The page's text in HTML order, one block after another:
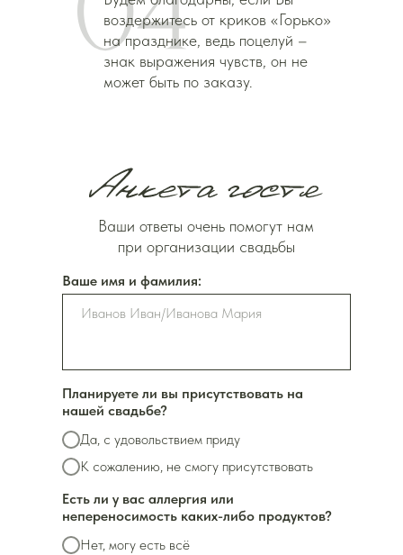
воздержитесь от криков «Горько»
на празднике, ведь поцелуй –
знак выражения чувств, он не
может быть по заказу.
Ваши ответы очень помогут нам
при организации свадьбы
Ваше имя и фамилия:
Планируете ли вы присутствовать на
нашей свадьбе?
Да, с удовольствием приду
К сожалению, не смогу присутствовать
Есть ли у вас аллергия или
непереносимость каких-либо продуктов?
Нет, могу есть всё